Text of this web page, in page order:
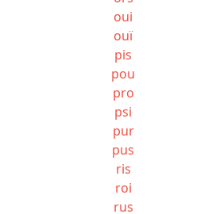
oui
ouï
pis
pou
pro
psi
pur
pus
ris
roi
rus